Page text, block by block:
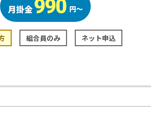
組合員のみ ネット申込